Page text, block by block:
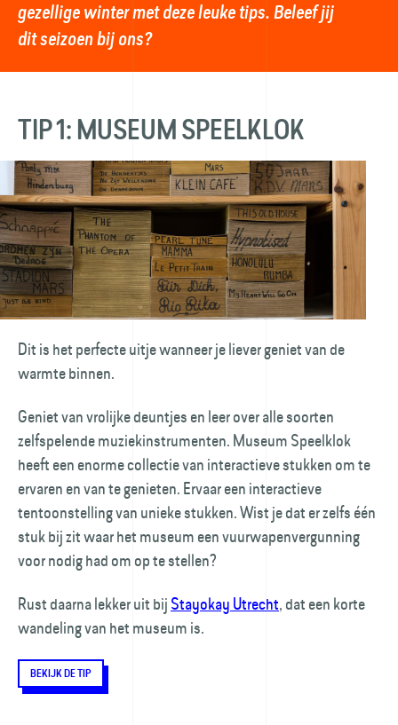
gezellige winter met deze leuke tips. Beleef jij
dit seizoen bij ons?
TIP 1: MUSEUM SPEELKLOK
Dit is het perfecte uitje wanneer je liever geniet van de
warmte binnen.
Geniet van vrolijke deuntjes en leer over alle soorten
zelfspelende muziek­instrumenten. Museum Speelklok
heeft een enorme collectie van interactieve stukken om te
ervaren en van te genieten. Ervaar een interactieve
tentoonstelling van unieke stukken. Wist je dat er zelfs één
stuk bij zit waar het museum een vuurwapen­vergunning
voor nodig had om op te stellen?
Rust daarna lekker uit bij Stayokay Utrecht, dat een korte
wandeling van het museum is.
BEKIJK DE TIP